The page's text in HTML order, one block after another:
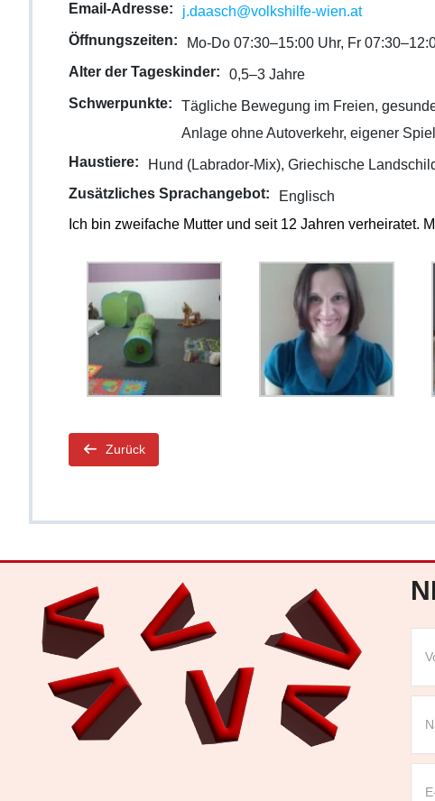
Email-Adresse:
j.daasch@volkshilfe-wien.at
Öffnungszeiten:
Mo-Do 07:30–15:00 Uhr, Fr
Alter der Tageskinder:
0,5–3 Jahre
Schwerpunkte:
Tägliche Bewegung im Freien,
Anlage ohne Autoverkehr, eigener
Haustiere:
Hund (Labrador-Mix), Griechische
Zusätzliches Sprachangebot:
Englisch
Ich bin zweifache Mutter und seit 12 Jahren verheiratet.
Zurück